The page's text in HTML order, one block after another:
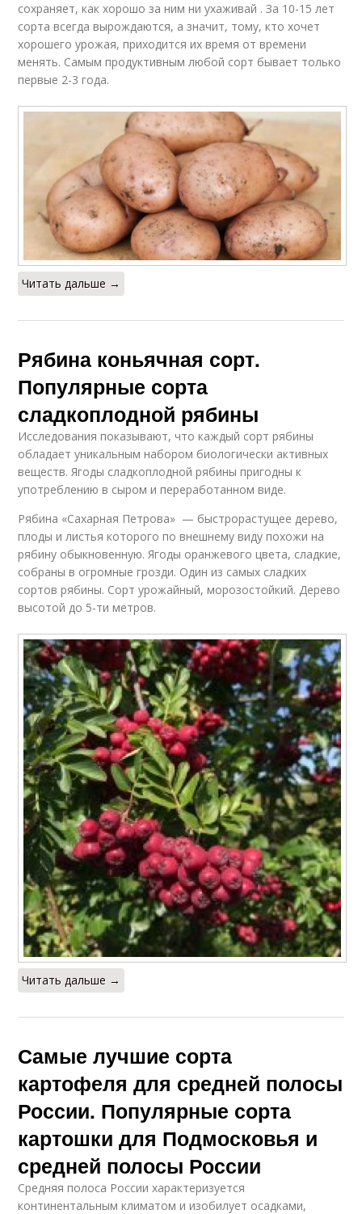
сохраняет, как хорошо за ним ни ухаживай . За 10-15 лет
сорта всегда вырождаются, а значит, тому, кто хочет
хорошего урожая, приходится их время от времени
менять. Самым продуктивным любой сорт бывает только
первые 2-3 года.
Читать дальше →
Рябина коньячная сорт.
Популярные сорта
сладкоплодной рябины
Исследования показывают, что каждый сорт рябины
обладает уникальным набором биологически активных
веществ. Ягоды сладкоплодной рябины пригодны к
употреблению в сыром и переработанном виде.
Рябина «Сахарная Петрова» — быстрорастущее дерево,
плоды и листья которого по внешнему виду похожи на
рябину обыкновенную. Ягоды оранжевого цвета, сладкие,
собраны в огромные грозди. Один из самых сладких
сортов рябины. Сорт урожайный, морозостойкий. Дерево
высотой до 5-ти метров.
Читать дальше →
Самые лучшие сорта
картофеля для средней полосы
России. Популярные сорта
картошки для Подмосковья и
средней полосы России
Средняя полоса России характеризуется
континентальным климатом и изобилует осадками,